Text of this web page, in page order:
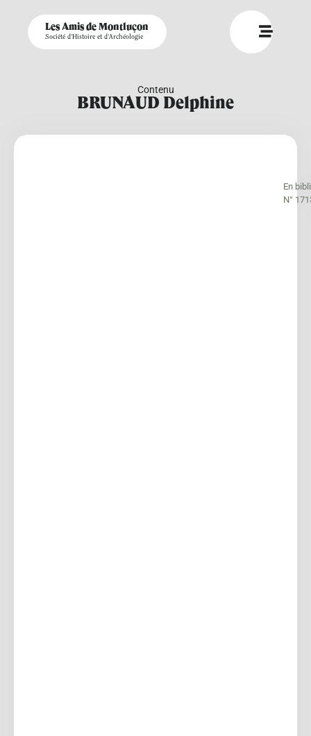
Les Amis de Montluçon
Société d'Histoire et d'Archéologie
Contenu
BRUNAUD Delphine
En
N°